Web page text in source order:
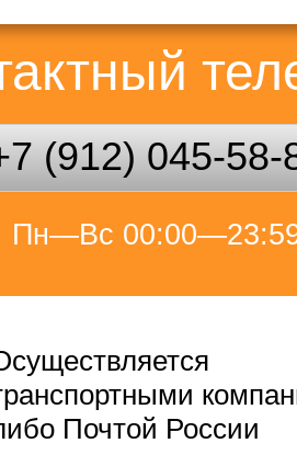
(912) 045-58-
Пн—Вс
Почтой России